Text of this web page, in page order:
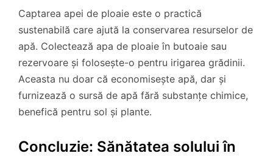
Captarea apei de ploaie este o practică
sustenabilă care ajută la conservarea resurselor de
apă. Colectează apa de ploaie în butoaie sau
rezervoare și folosește-o pentru irigarea grădinii.
Aceasta nu doar că economisește apă, dar și
furnizează o sursă de apă fără substanțe chimice,
benefică pentru sol și plante.
Concluzie: Sănătatea solului în